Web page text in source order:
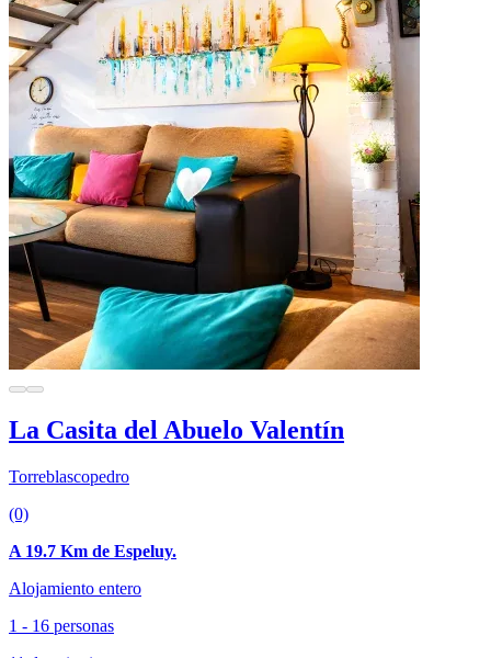
La Casita del Abuelo Valentín
Torreblascopedro
(0)
A 19.7 Km de Espeluy.
Alojamiento entero
1 - 16 personas